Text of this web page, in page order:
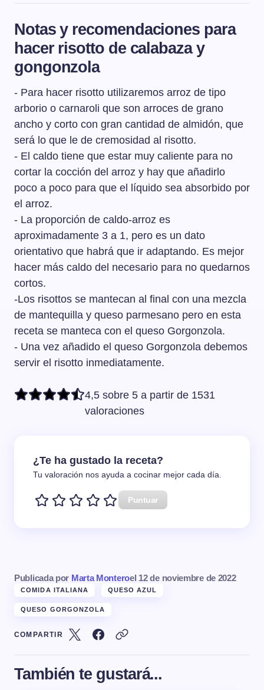
El tipo de arroz que se usa para hacer un risotto es el
ya que son arroces de grano ancho y corto con gran
cantidad de almidón, que es lo que le va dar la
cremosidad al risotto.
Notas y recomendaciones para
hacer risotto de calabaza y
gongonzola
- Para hacer risotto utilizaremos arroz de tipo
arborio o carnaroli que son arroces de grano
ancho y corto con gran cantidad de almidón, que
será lo que le de cremosidad al risotto.
- El caldo tiene que estar muy caliente para no
cortar la cocción del arroz y hay que añadirlo
poco a poco para que el líquido sea absorbido por
el arroz.
- La proporción de caldo-arroz es
aproximadamente 3 a 1, pero es un dato
orientativo que habrá que ir adaptando. Es mejor
hacer más caldo del necesario para no quedarnos
cortos.
-Los risottos se mantecan al final con una mezcla
de mantequilla y queso parmesano pero en esta
receta se manteca con el queso Gorgonzola.
- Una vez añadido el queso Gorgonzola debemos
servir el risotto inmediatamente.
4,5 sobre 5 a partir de 1531
valoraciones
¿Te ha gustado la receta?
Tu valoración nos ayuda a cocinar mejor cada día.
Puntuar
Publicada por Marta Monteroel 12 de noviembre de 2022
COMIDA ITALIANA QUESO AZUL
QUESO GORGONZOLA
COMPARTIR
También te gustará...